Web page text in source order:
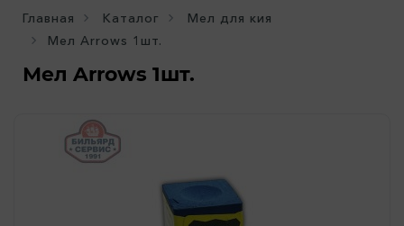
Главная Каталог
Мел для кия
Мел Arrows 1шт.
Мел Arrows 1шт.